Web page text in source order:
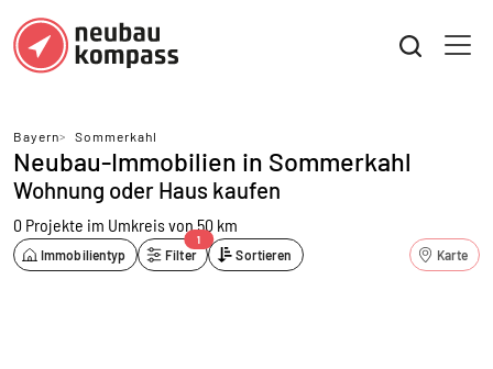
Bayern> Sommerkahl
Neubau-Immobilien in Sommerkahl
Wohnung oder Haus kaufen
0 Projekte im Umkreis von 50 km
Immobilientyp Filter
1
Sortieren Karte